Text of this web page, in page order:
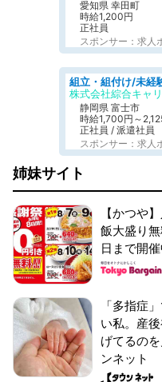
愛知県 幸田町
時給1,200円
正社員
スポンサー：求人
株式会社綜合キャ
静岡県 富士市
時給1,700円～
正社員 / 派遣社員
スポンサー：求人
姉妹サイト
【かつや
飯大盛り
日まで開催
「多指症
い私。産
げてるの
ンネット